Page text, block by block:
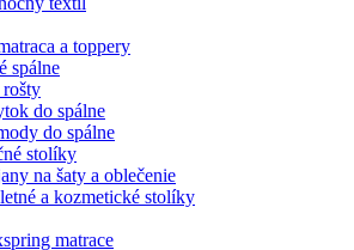
a toppery
spálne
do spálne
do spálne
stolíky
na šaty a oblečenie
a kozmetické stolíky
matrace